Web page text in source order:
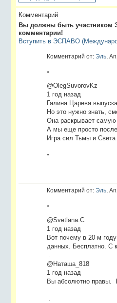
Комментарий
Вы должны быть участником
комментарии!
Вступить в ЭСПАВО
Комментарий от: Эль,
“
@OlegSuvorovKz
1 год назад
Галина Царева
Но это нужно знать,
Она раскрывает самую
А мы еще просто
Игра сил Тьмы и Света
”
Комментарий от: Эль,
“
@Svetlana.C
1 год назад
Вот почему в 20-м
данных. Бесплатно. С
@Наташа_818
1 год назад
Вы абсолютно правы.